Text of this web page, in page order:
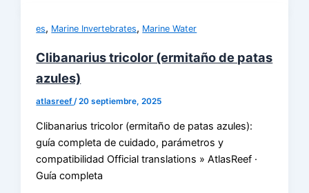
es, Marine Invertebrates, Marine Water
Clibanarius tricolor (ermitaño de patas
azules)
atlasreef/20 septiembre, 2025
Clibanarius tricolor (ermitaño de patas azules):
guía completa de cuidado, parámetros y
compatibilidad Official translations » AtlasReef ·
Guía completa